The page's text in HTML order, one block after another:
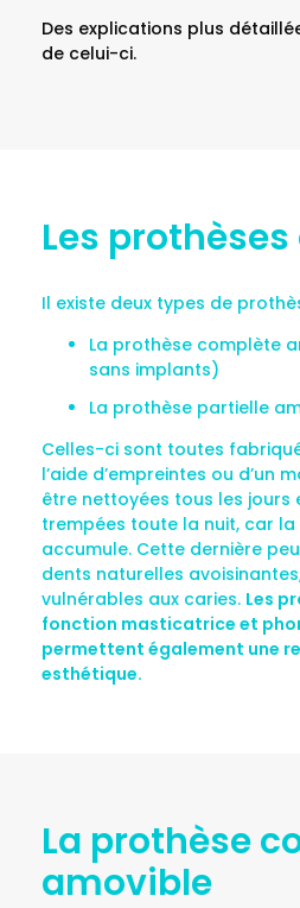
Des explications plus
de celui-ci.
Les
Il existe deux types de
La prothèse complète
sans implants)
La prothèse partielle
Celles-ci sont toutes
l’aide d’empreintes ou d’un
être nettoyées tous les jours
trempées toute la nuit, car la
accumule. Cette dernière
dents naturelles
vulnérables aux caries. Les
fonction masticatrice et
permettent également une
esthétique.
La prothèse
amovible